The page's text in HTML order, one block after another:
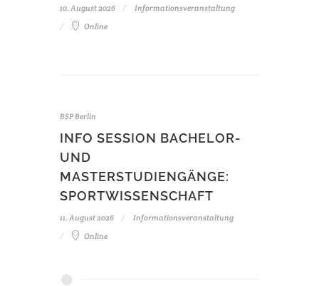
10. August 2026
Informationsveranstaltung
Online
BSP Berlin
INFO SESSION BACHELOR-
UND
MASTERSTUDIENGÄNGE:
SPORTWISSENSCHAFT
11. August 2026
Informationsveranstaltung
Online